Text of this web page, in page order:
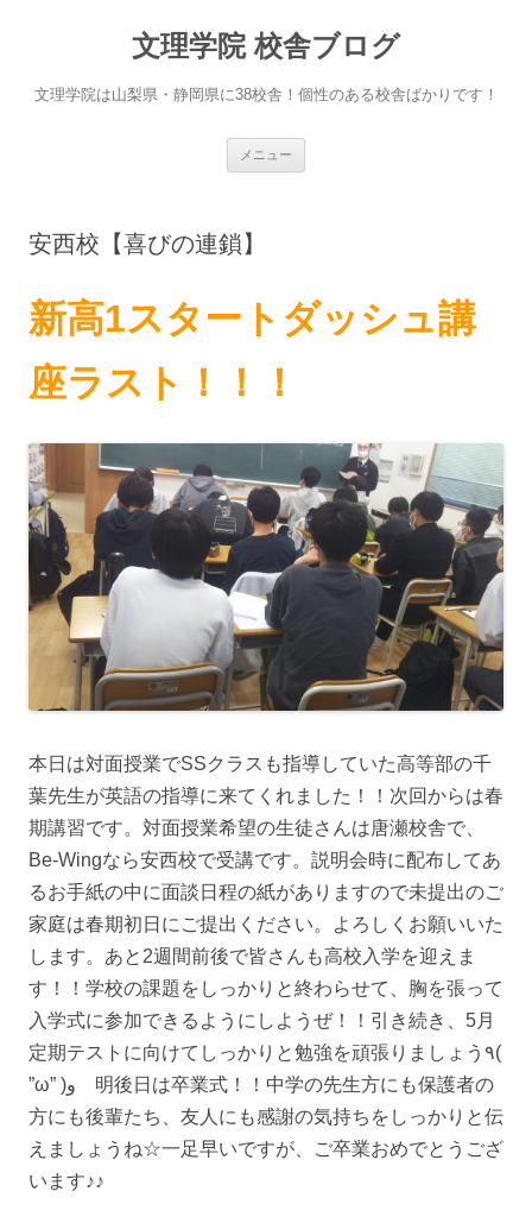
文理学院 校舎ブログ
文理学院は山梨県・静岡県に38校舎！個性のある校舎ばかりです！
メニュー
プ
安西校【喜びの連鎖】
新高1スタートダッシュ講
座ラスト！！！
本日は対面授業でSSクラスも指導していた高等部の千
葉先生が英語の指導に来てくれました！！次回からは春
期講習です。対面授業希望の生徒さんは唐瀬校舎で、
Be-Wingなら安西校で受講です。説明会時に配布してあ
るお手紙の中に面談日程の紙がありますので未提出のご
家庭は春期初日にご提出ください。よろしくお願いいた
します。 あと2週間前後で皆さんも高校入学を迎えま
す！！学校の課題をしっかりと終わらせて、胸を張って
入学式に参加できるようにしようぜ！！引き続き、5月
定期テストに向けてしっかりと勉強を頑張りましょう٩(
”ω” )و 明後日は卒業式！！中学の先生方にも保護者の
方にも後輩たち、友人にも感謝の気持ちをしっかりと伝
えましょうね☆一足早いですが、ご卒業おめでとうござ
います♪♪